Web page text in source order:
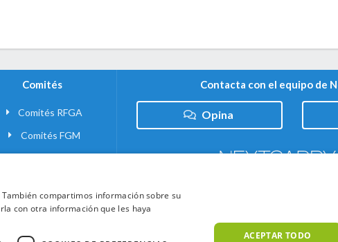
Comités
Comités RFGA
Comités FGM
Contacta con el equipo de
Opina
compartimos información sobre su
con otra información que les haya
ACEPTAR TODO